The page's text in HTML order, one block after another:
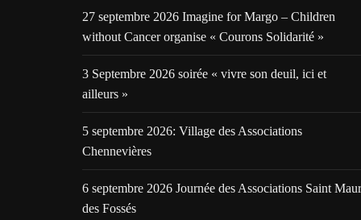
27 septembre 2026 Imagine for Margo – Children
without Cancer organise « Courons Solidarité »
3 Septembre 2026 soirée « vivre son deuil, ici et
ailleurs »
5 septembre 2026: Village des Associations
Chennevières
6 septembre 2026 Journée des Associations Saint Maur
des Fossés